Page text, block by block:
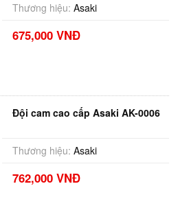
Thương hiệu: Asaki
675,000 VNĐ
Đội cam cao cấp Asaki AK-0006
Thương hiệu: Asaki
762,000 VNĐ